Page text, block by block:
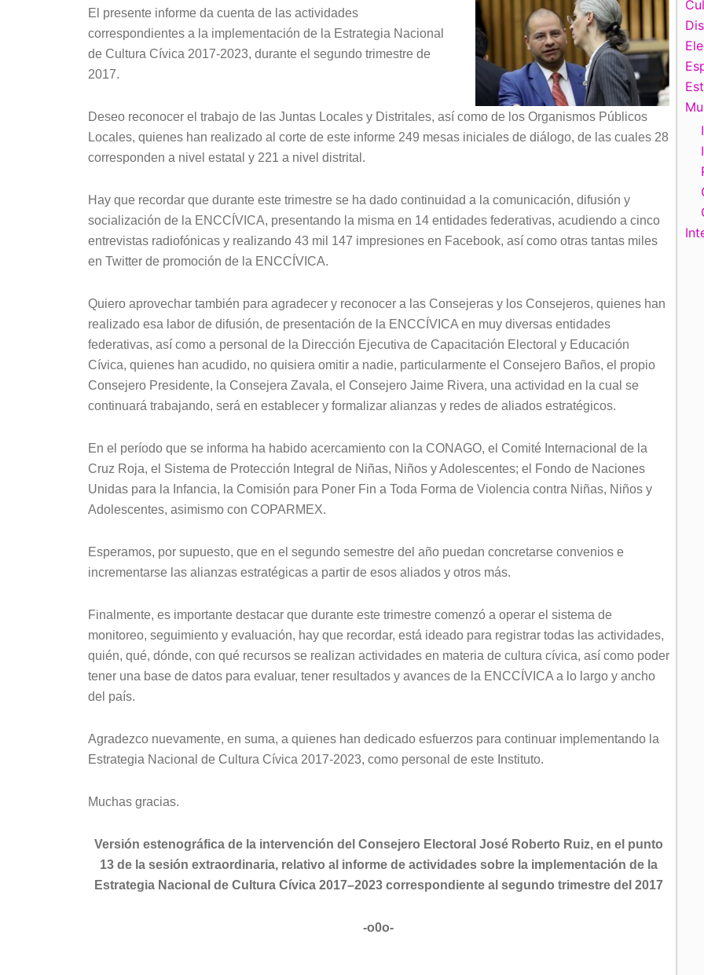
flecha
arriba/abajo
para
aumentar
o
disminuir
el
El presente informe da cuenta de las actividades
correspondientes a la implementación de la Estrategia Nacional
de Cultura Cívica 2017-2023, durante el segundo trimestre de
2017.
Deseo reconocer el trabajo de las Juntas Locales y Distritales, así como de los Organismos Públicos
Locales, quienes han realizado al corte de este informe 249 mesas iniciales de diálogo, de las cuales 28
corresponden a nivel estatal y 221 a nivel distrital.
Hay que recordar que durante este trimestre se ha dado continuidad a la comunicación, difusión y
socialización de la ENCCÍVICA, presentando la misma en 14 entidades federativas, acudiendo a cinco
entrevistas radiofónicas y realizando 43 mil 147 impresiones en Facebook, así como otras tantas miles
en Twitter de promoción de la ENCCÍVICA.
Quiero aprovechar también para agradecer y reconocer a las Consejeras y los Consejeros, quienes han
realizado esa labor de difusión, de presentación de la ENCCÍVICA en muy diversas entidades
federativas, así como a personal de la Dirección Ejecutiva de Capacitación Electoral y Educación
Cívica, quienes han acudido, no quisiera omitir a nadie, particularmente el Consejero Baños, el propio
Consejero Presidente, la Consejera Zavala, el Consejero Jaime Rivera, una actividad en la cual se
continuará trabajando, será en establecer y formalizar alianzas y redes de aliados estratégicos.
En el período que se informa ha habido acercamiento con la CONAGO, el Comité Internacional de la
Cruz Roja, el Sistema de Protección Integral de Niñas, Niños y Adolescentes; el Fondo de Naciones
Unidas para la Infancia, la Comisión para Poner Fin a Toda Forma de Violencia contra Niñas, Niños y
Adolescentes, asimismo con COPARMEX.
Esperamos, por supuesto, que en el segundo semestre del año puedan concretarse convenios e
incrementarse las alianzas estratégicas a partir de esos aliados y otros más.
Finalmente, es importante destacar que durante este trimestre comenzó a operar el sistema de
monitoreo, seguimiento y evaluación, hay que recordar, está ideado para registrar todas las actividades,
quién, qué, dónde, con qué recursos se realizan actividades en materia de cultura cívica, así como poder
tener una base de datos para evaluar, tener resultados y avances de la ENCCÍVICA a lo largo y ancho
del país.
Agradezco nuevamente, en suma, a quienes han dedicado esfuerzos para continuar implementando la
Estrategia Nacional de Cultura Cívica 2017-2023, como personal de este Instituto.
Muchas gracias.
Versión estenográfica de la intervención del Consejero Electoral José Roberto Ruiz, en el punto
13 de la sesión extraordinaria, relativo al informe de actividades sobre la implementación de la
Estrategia Nacional de Cultura Cívica 2017–2023 correspondiente al segundo trimestre del 2017
-o0o-